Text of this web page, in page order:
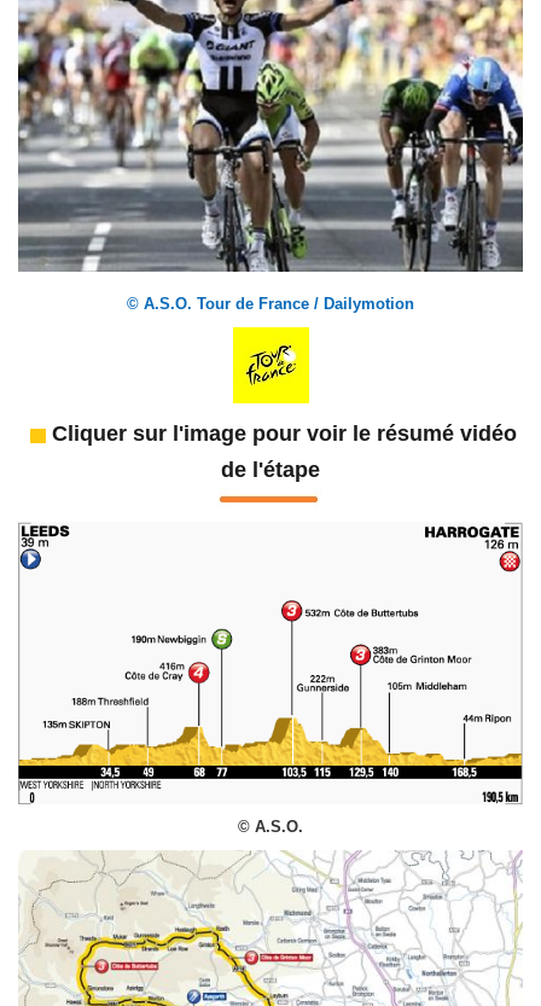
© A.S.O. Tour de France / Dailymotion
Cliquer sur l'image pour voir le résumé vidéo
de l'étape
© A.S.O.